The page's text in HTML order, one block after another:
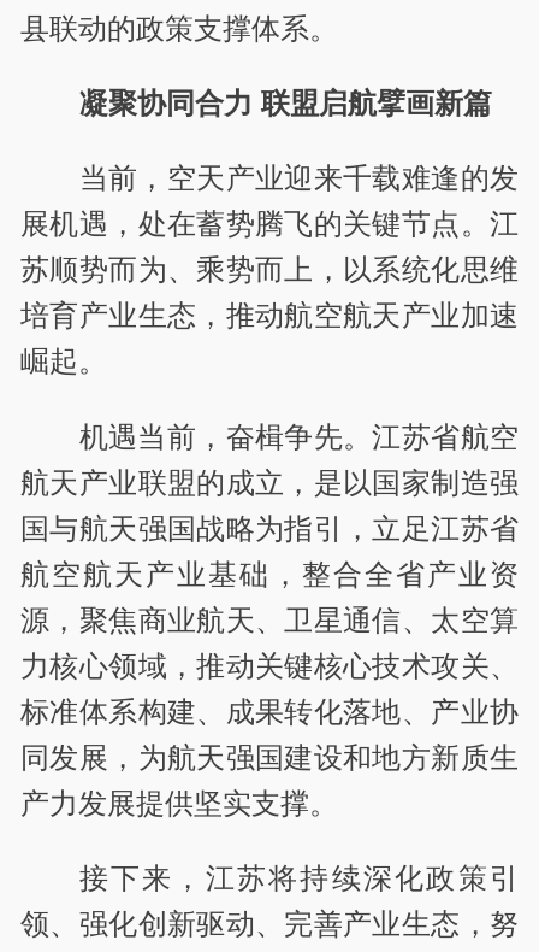
县联动的政策支撑体系。
凝聚协同合力 联盟启航擘画新篇
当前，空天产业迎来千载难逢的发
展机遇，处在蓄势腾飞的关键节点。江
苏顺势而为、乘势而上，以系统化思维
培育产业生态，推动航空航天产业加速
崛起。
机遇当前，奋楫争先。江苏省航空
航天产业联盟的成立，是以国家制造强
国与航天强国战略为指引，立足江苏省
航空航天产业基础，整合全省产业资
源，聚焦商业航天、卫星通信、太空算
力核心领域，推动关键核心技术攻关、
标准体系构建、成果转化落地、产业协
同发展，为航天强国建设和地方新质生
产力发展提供坚实支撑。
接下来，江苏将持续深化政策引
领、强化创新驱动、完善产业生态，努